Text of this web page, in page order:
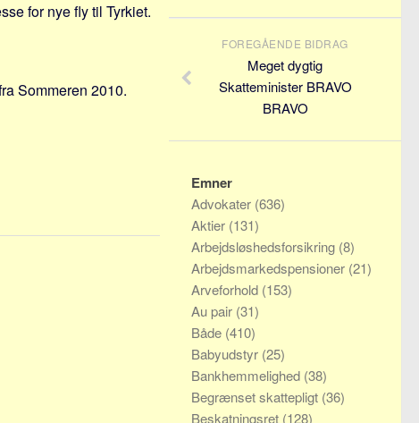
for nye fly til Tyrkiet.
Sommeren 2010.
FOREGÅENDE BIDRAG
Meget dygtig
Skatteminister BRAVO
BRAVO
Emner
Advokater (636)
Aktier (131)
Arbejdsløshedsforsikring (8)
Arbejdsmarkedspensioner (21)
Arveforhold (153)
Au pair (31)
Både (410)
Babyudstyr (25)
Bankhemmelighed (38)
Begrænset skattepligt (36)
Beskatningsret (128)